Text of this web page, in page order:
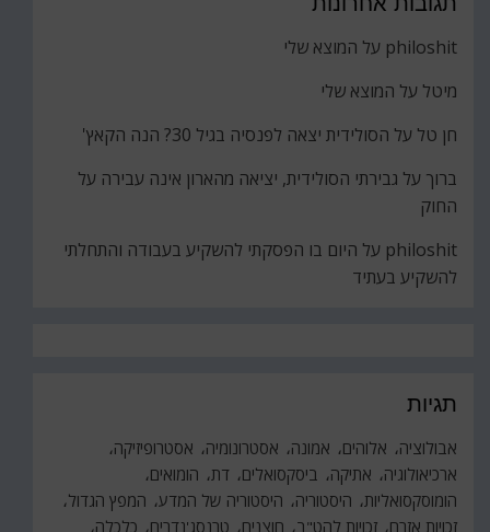
philoshit על המוצא שלי
מיטל על המוצא שלי
חן טל על הסולידית יצאה לפנסיה בגיל 30? הנה הקאץ'
ברוך על גבירתי הסולידית, יציאה מהארון אינה עבירה על
החוק
philoshit על היום בו הפסקתי להשקיע בעבודה והתחלתי
להשקיע בעתיד
תגיות
אבולוציה אלוהים אמונה אסטרונומיה
אסטרופיזיקה
ארכיאולוגיה
אתיקה ביסקסואלים דת הומואים
הומוסקסואליות היסטוריה היסטוריה של המדע המפץ הגדול
זכויות אזרח זכויות להט"ב חוצנים טרנסג'נדרים כלכלה